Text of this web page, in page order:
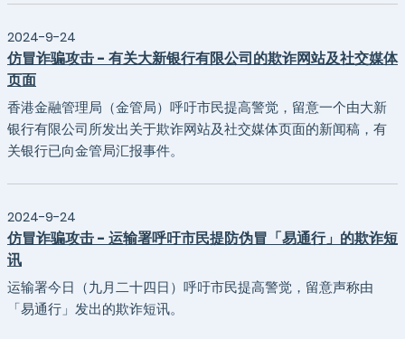
2024-9-24
仿冒诈骗攻击 - 有关大新银行有限公司的欺诈网站及社交媒体
页面
香港金融管理局（金管局）呼吁市民提高警觉，留意一个由大新
银行有限公司所发出关于欺诈网站及社交媒体页面的新闻稿，有
关银行已向金管局汇报事件。
2024-9-24
仿冒诈骗攻击 - 运输署呼吁市民提防伪冒「易通行」的欺诈短
讯
运输署今日（九月二十四日）呼吁市民提高警觉，留意声称由
「易通行」发出的欺诈短讯。